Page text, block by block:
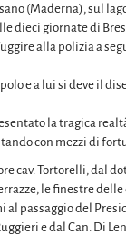
(Maderna), sul
dieci giornate di
alla polizia a
e a lui si deve il
la tragica
con mezzi di
Tortorelli, dal
le finestre
passaggio del
e dal Can. Di